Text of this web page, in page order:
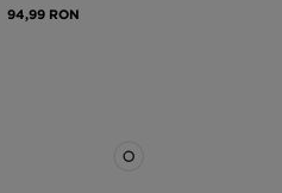
94,99 RON